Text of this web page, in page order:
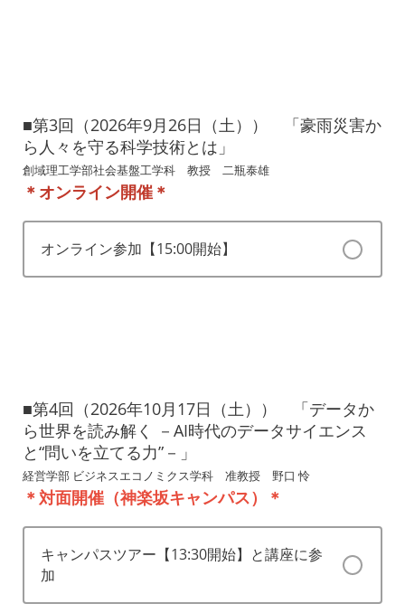
■第3回（2026年9月26日（土）） 「豪雨災害か
ら人々を守る科学技術とは」
創域理工学部社会基盤工学科 教授 二瓶泰雄
＊オンライン開催＊
オンライン参加【15:00開始】
■第4回（2026年10月17日（土）） 「データか
ら世界を読み解く －AI時代のデータサイエンス
と“問いを立てる力”－」
経営学部 ビジネスエコノミクス学科 准教授 野口 怜
＊対面開催（神楽坂キャンパス）＊
キャンパスツアー【13:30開始】と講座に参
加